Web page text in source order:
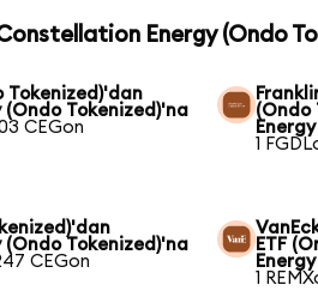
Energy (Ondo
Tokenized)'dan
Tokenized)'na
CEGon
(Ondo
1
Tokenized)'na
CEGon
ETF
1